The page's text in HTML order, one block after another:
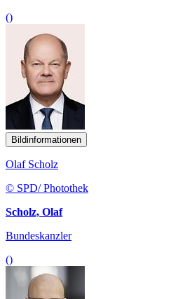
()
Bildinformationen
Olaf Scholz
© SPD/ Photothek
Scholz, Olaf
Bundeskanzler
()